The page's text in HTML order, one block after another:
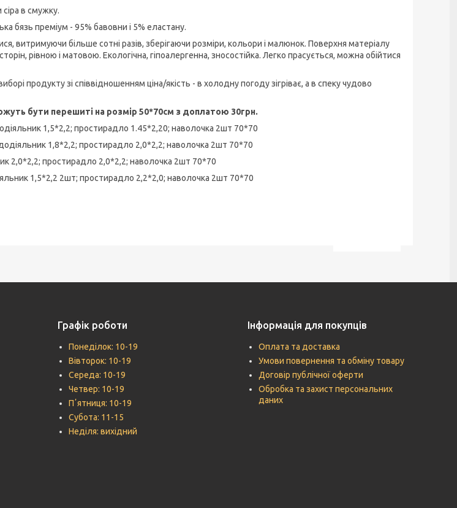
в смужку.
бязь преміум - 95% бавовни і 5% еластану.
витримуючи більше сотні разів, зберігаючи розміри, кольори і малюнок. Поверхня матеріалу
рівною і матовою. Екологічна, гіпоалергенна, зносостійка. Легко прасується, можна обійтися
продукту зі співвідношенням ціна/якість - в холодну погоду зігріває, а в спеку чудово
бути перешиті на розмір 50*70см з доплатою 30грн.
1,5*2,2; простирадло 1.45*2,20; наволочка 2шт 70*70
1,8*2,2; простирадло 2,0*2,2; наволочка 2шт 70*70
2,0*2,2; простирадло 2,0*2,2; наволочка 2шт 70*70
1,5*2,2 2шт; простирадло 2,2*2,0; наволочка 2шт 70*70
Графік роботи
Понеділок: 10-19
Вівторок: 10-19
Середа: 10-19
Четвер: 10-19
Пʼятниця: 10-19
Субота: 11-15
Неділя: вихідний
Інформація для покупців
Оплата та доставка
Умови повернення та обміну товару
Договір публічної оферти
Обробка та захист персональних
даних